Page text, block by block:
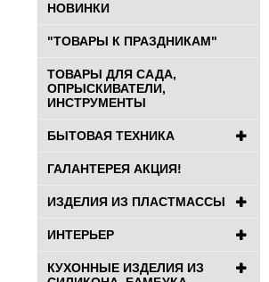
НОВИНКИ
"ТОВАРЫ К ПРАЗДНИКАМ"
ТОВАРЫ ДЛЯ САДА,
ОПРЫСКИВАТЕЛИ,
ИНСТРУМЕНТЫ
БЫТОВАЯ ТЕХНИКА
ГАЛАНТЕРЕЯ АКЦИЯ!
ИЗДЕЛИЯ ИЗ ПЛАСТМАССЫ
ИНТЕРЬЕР
КУХОННЫЕ ИЗДЕЛИЯ ИЗ